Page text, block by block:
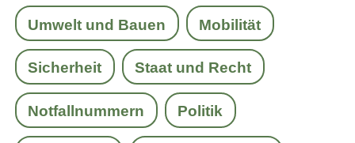
Umwelt und Bauen Mobilität
Sicherheit Staat und Recht
Notfallnummern Politik